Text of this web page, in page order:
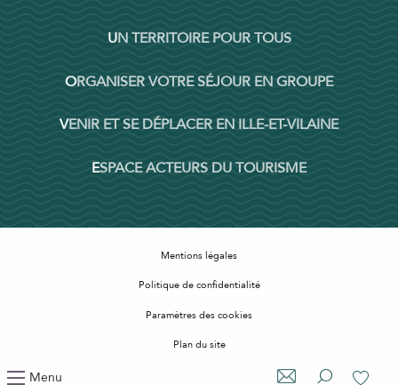
Menu
UN TERRITOIRE POUR TOUS
ORGANISER VOTRE SÉJOUR EN GROUPE
VENIR ET SE DÉPLACER EN ILLE-ET-VILAINE
ESPACE ACTEURS DU TOURISME
Mentions légales
Politique de confidentialité
Paramètres des cookies
Plan du site